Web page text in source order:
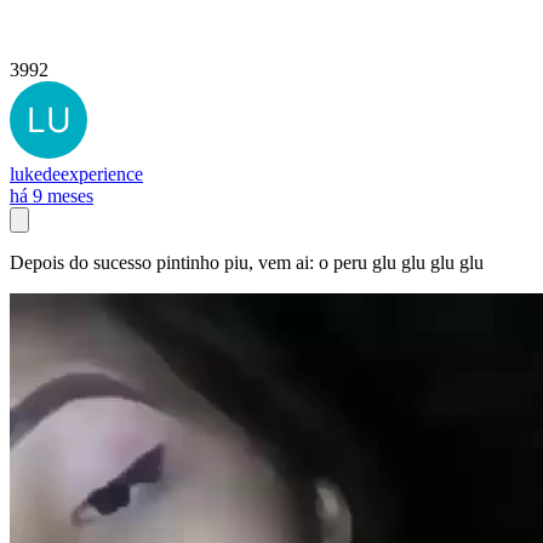
3992
lukedeexperience
há 9 meses
Depois do sucesso pintinho piu, vem ai: o peru glu glu glu glu